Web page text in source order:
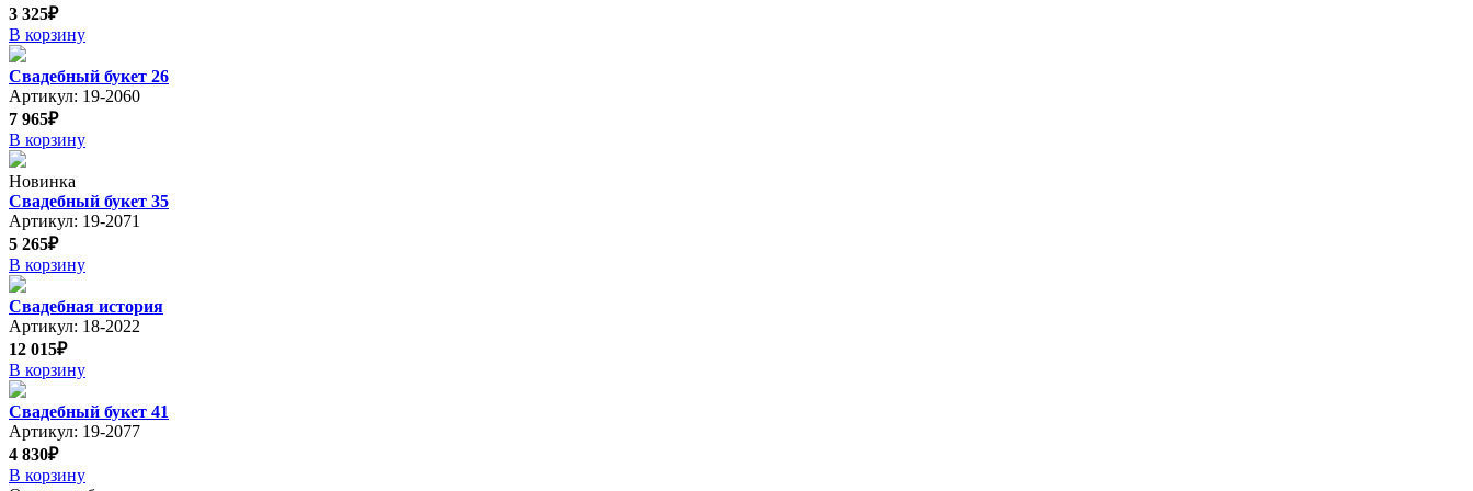
3 325₽
В корзину
Свадебный букет 26
Артикул: 19-2060
7 965₽
В корзину
Новинка
Свадебный букет 35
Артикул: 19-2071
5 265₽
В корзину
Свадебная история
Артикул: 18-2022
12 015₽
В корзину
Свадебный букет 41
Артикул: 19-2077
4 830₽
В корзину